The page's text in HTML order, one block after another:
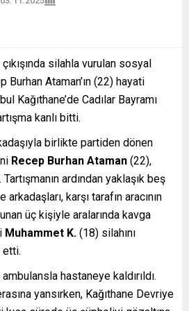
silahla vurulan sosyal
Ataman’ın (22) hayati
Kağıthane’de Cadılar Bayramı
kanlı bitti.
birlikte partiden dönen
Recep Burhan Ataman (22),
ardından yaklaşık beş
karşı tarafın aracının
üç kişiyle aralarında kavga
Muhammet K. (18) silahını
etti.
hastaneye kaldırıldı.
yansırken, Kağıthane Devriye